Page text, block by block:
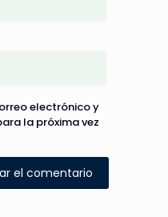
electrónico y
la próxima vez